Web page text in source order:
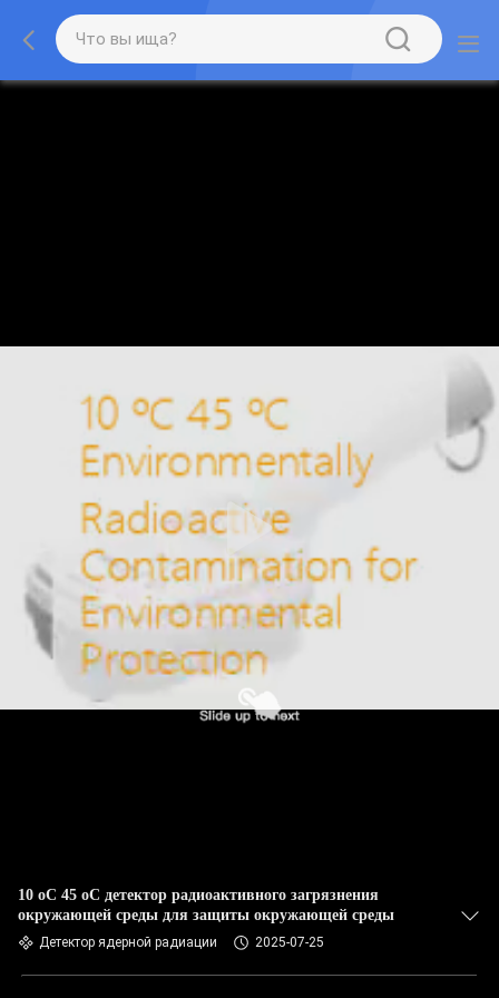
10 oC 45 oC детектор радиоактивного загрязнения
окружающей среды для защиты окружающей среды
Детектор ядерной радиации 2025-07-25